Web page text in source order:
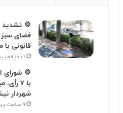
💢 تشدید
فضای سبز
قانونی با
۱ دقیقه پیش
💢 شورای
با ۷
شهردار
۹ ساعت پیش